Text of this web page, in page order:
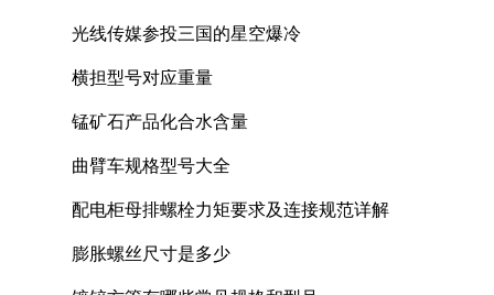
光线传媒参投三国的星空爆冷
横担型号对应重量
锰矿石产品化合水含量
曲臂车规格型号大全
配电柜母排螺栓力矩要求及连接规范详解
膨胀螺丝尺寸是多少